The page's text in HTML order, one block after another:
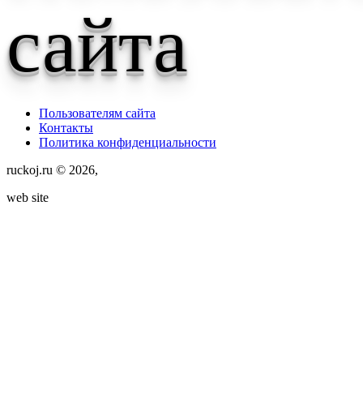
сайта
Пользователям сайта
Контакты
Политика конфиденциальности
ruckoj.ru © 2026,
web site